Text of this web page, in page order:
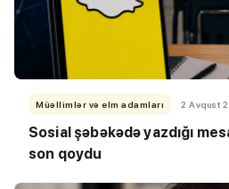
Müəllimlər və elm adamları 2 Avqust
Sosial şəbəkədə yazdığı
son qoydu